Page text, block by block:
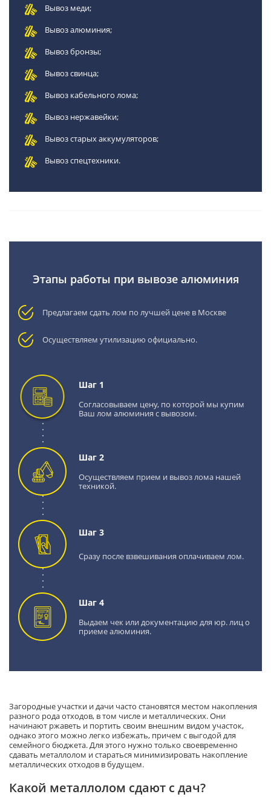
Вывоз меди;
Вывоз алюминия;
Вывоз бронзы;
Вывоз свинца;
Вывоз кабельного лома;
Вывоз нержавейки;
Вывоз старых аккумуляторов;
Вывоз спецтехники.
Этапы работы при вывозе алюминия
Предлагаем сдать лом по лучшей цене в Москве
Осуществляем утилизацию официально.
Шаг 1
Согласовываем цену, по которой мы купим
Ваш лом алюминия с вывозом.
Шаг 2
Осуществляем прием и вывоз лома нашей
техникой.
Шаг 3
Сразу после взвешивания оплачиваем лом.
Шаг 4
Выдаем чек или документацию для юр. лиц о
приеме алюминия.
Загородные участки и дачи часто становятся местом накопления
разного рода отходов, в том числе и металлических. Они
начинают ржаветь и портить своим внешним видом участок,
однако этого можно легко избежать, причем с выгодой для
семейного бюджета. Для этого нужно только своевременно
сдавать металлолом и стараться минимизировать накопление
металлических отходов в будущем.
Какой металлолом сдают с дач?